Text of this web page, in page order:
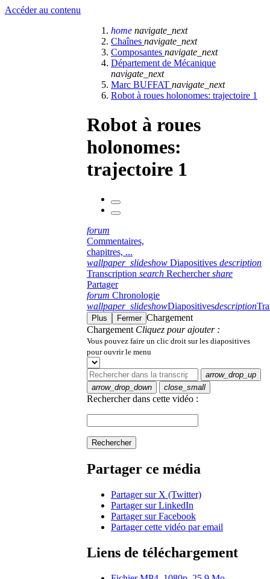
Accéder au contenu
home navigate_next
Chaînes navigate_next
Composantes navigate_next
Département de Mécanique
navigate_next
Marc BUFFAT navigate_next
Robot à roues holonomes: trajectoire 1
Robot à roues
holonomes:
trajectoire 1
forum
Commentaires,
chapitres, ...
wallpaper_slideshow Diapositives description
Transcription search Rechercher share
Partager
forum Chronologie
wallpaper_slideshowDiapositivesdescription
Plus Fermer Chargement
Chargement Cliquez pour ajouter :
Vous pouvez faire un clic droit sur les diapositives
pour ouvrir le menu
arrow_drop_up
arrow_drop_down
close_small
Rechercher dans cette vidéo :
Rechercher
Partager ce média
Partager sur X (Twitter)
Partager sur LinkedIn
Partager sur Facebook
Partager cette vidéo par email
Liens de téléchargement